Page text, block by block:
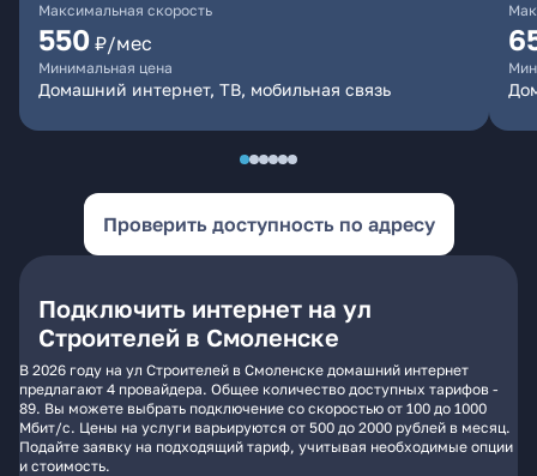
Максимальная скорость
550 ₽/мес
Минимальная цена
Домашний интернет, ТВ, мобильная связь
Проверить доступность по адресу
Подключить интернет на ул
Строителей в Смоленске
В 2026 году на ул Строителей в Смоленске домашний интернет
предлагают 4 провайдера. Общее количество доступных тарифов -
89. Вы можете выбрать подключение со скоростью от 100 до 1000
Мбит/с. Цены на услуги варьируются от 500 до 2000 рублей в месяц.
Подайте заявку на подходящий тариф, учитывая необходимые опции
и стоимость.